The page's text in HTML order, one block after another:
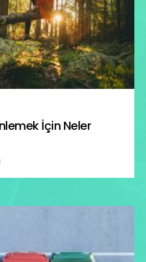
İçin Neler